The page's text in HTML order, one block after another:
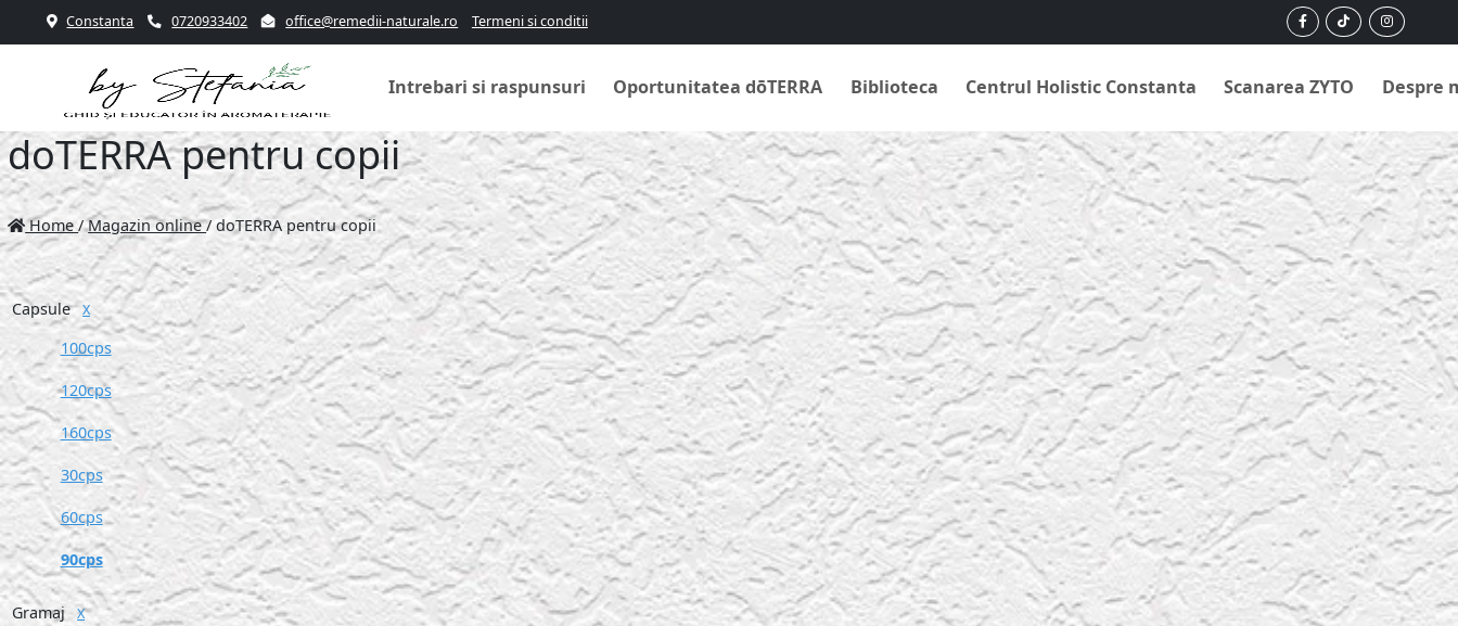
Constanta 0720933402 office@remedii-naturale.ro Termeni si conditii
Intrebari si raspunsuri Oportunitatea dōTERRA Biblioteca Centrul Holistic Constanta Scanarea ZYTO Despre
doTERRA pentru copii
Home/Magazin online/doTERRA pentru copii
Capsule X
100cps
120cps
160cps
30cps
60cps
90cps
Gramaj X